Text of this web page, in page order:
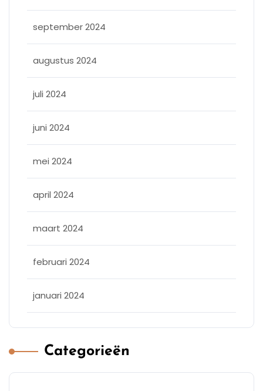
september 2024
augustus 2024
juli 2024
juni 2024
mei 2024
april 2024
maart 2024
februari 2024
januari 2024
Categorieën